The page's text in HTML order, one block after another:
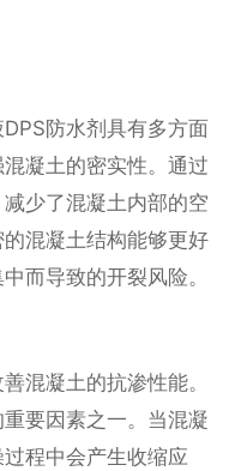
防水剂具有多方面
凝土的密实性。通过
少了混凝土内部的空
混凝土结构能够更好
而导致的开裂风险。
混凝土的抗渗性能。
要因素之一。当混凝
程中会产生收缩应